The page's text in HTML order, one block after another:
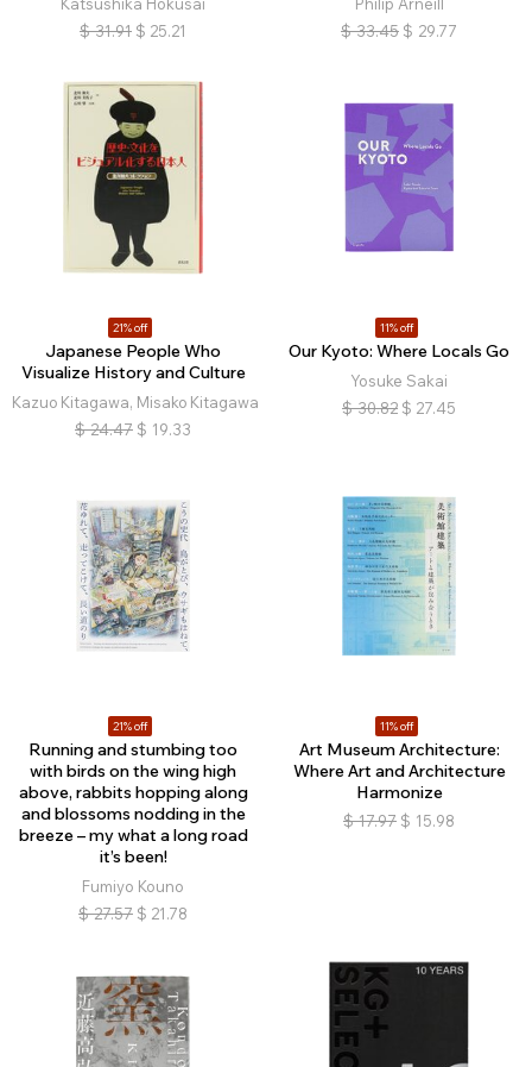
$ 31.91 $ 25.21
$ 33.45 $ 29.77
21% off
Japanese People Who
Visualize History and Culture
Kazuo Kitagawa, Misako Kitagawa
$ 24.47 $ 19.33
11% off
Our Kyoto: Where Locals Go
Yosuke Sakai
$ 30.82 $ 27.45
21% off
Running and stumbing too
with birds on the wing high
above, rabbits hopping along
and blossoms nodding in the
breeze – my what a long road
it’s been!
Fumiyo Kouno
$ 27.57 $ 21.78
11% off
Art Museum Architecture:
Where Art and Architecture
Harmonize
$ 17.97 $ 15.98